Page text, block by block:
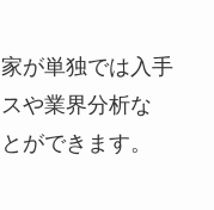
が単独では入手
や業界分析な
ができます。